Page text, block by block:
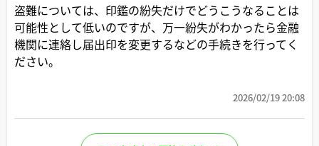
盗難については、印鑑の紛失だけでどうこうなることは
可能性として低いのですが、万一紛失がわかったら金融
機関に連絡し届出印を変更するなどの手続きを行ってく
ださい。
2026/02/19 20:08